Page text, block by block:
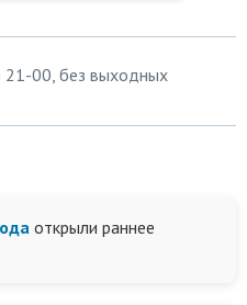
00, без выходных
открыли раннее